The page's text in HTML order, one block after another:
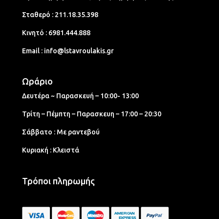
Σταθερό : 211.18.35.398
Κινητό : 6981.444.888
Email : info@lstavroulakis.gr
Ωράριο
Δευτέρα ~ Παρασκευή – 10:00- 13:00
Τρίτη – Πέμπτη – Παρασκευη – 17:00 – 20:30
Σάββατο : Με ραντεβού
Κυριακή : Κλειστά
Τρόποι πληρωμής